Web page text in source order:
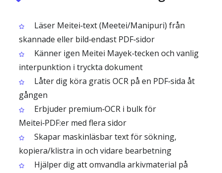
Läser Meitei‑text (Meetei/Manipuri) från
skannade eller bild‑endast PDF‑sidor
Känner igen Meitei Mayek‑tecken och vanlig
interpunktion i tryckta dokument
Låter dig köra gratis OCR på en PDF‑sida åt
gången
Erbjuder premium‑OCR i bulk för
Meitei‑PDF:er med flera sidor
Skapar maskinläsbar text för sökning,
kopiera/klistra in och vidare bearbetning
Hjälper dig att omvandla arkivmaterial på